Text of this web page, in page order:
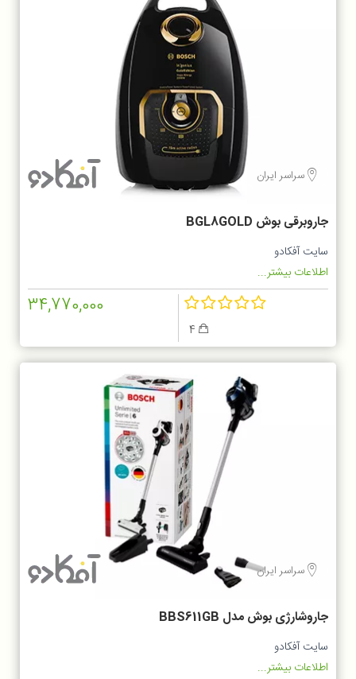
سراسر ایران
جاروبرقی بوش BGL8GOLD
سایت آفکادو
اطلاعات بیشتر...
4
34,770,000
سراسر ایران
جاروشارژی بوش مدل BBS611GB
سایت آفکادو
اطلاعات بیشتر...